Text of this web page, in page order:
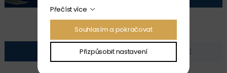
FOTOGALERIE
Přečíst více
Souhlasím a pokračovat
Přizpůsobit nastavení